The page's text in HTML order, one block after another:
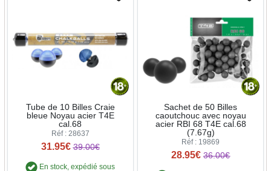
Tube de 10 Billes Craie
bleue Noyau acier T4E
cal.68
Réf : 28637
31.95€ 39.00€
En stock, expédié sous
Sachet de 50 Billes
caoutchouc avec noyau
acier RBI 68 T4E cal.68
(7.67g)
Réf : 19869
28.95€ 36.00€